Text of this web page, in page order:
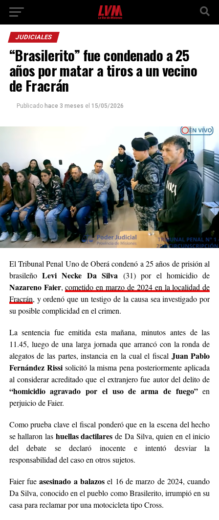
JUDICIALES
“Brasilerito” fue condenado a 25
años por matar a tiros a un vecino
de Fracrán
Publicado hace 3 meses el 15/05/2026
El Tribunal Penal Uno de Oberá condenó a 25 años de prisión al
brasileñoLevi Necke Da Silva (31) por el homicidio de
Nazareno Faier,cometido en marzo de 2024 en la localidad de
Fracrán, y ordenó que un testigo de la causa sea investigado por
su posible complicidad en el crimen.
La sentencia fue emitida esta mañana, minutos antes de las
11.45, luego de una larga jornada que arrancó con la ronda de
alegatos de las partes, instancia en la cual el fiscal Juan Pablo
Fernández Rissisolicitó la misma pena posteriormente aplicada
al considerar acreditado que el extranjero fue autor del delito de
“homicidio agravado por el uso de arma de fuego”en
perjuicio de Faier.
Como prueba clave el fiscal ponderó que en la escena del hecho
se hallaron las huellas dactilares de Da Silva, quien en el inicio
del debate se declaró inocente e intentó desviar la
responsabilidad del caso en otros sujetos.
Faier fueasesinado a balazos el 16 de marzo de 2024, cuando
Da Silva, conocido en el pueblo como Brasilerito, irrumpió en su
casa para reclamar por una motocicleta tipo Cross.